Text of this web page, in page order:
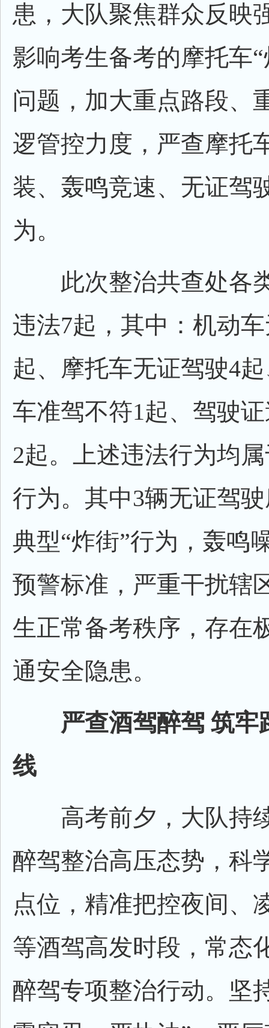
患，大队聚焦群众反映
影响考生备考的摩托车
问题，加大重点路段、
逻管控力度，严查摩托
装、轰鸣竞速、无证驾
为。
此次整治共查处各
违法7起，其中：机动
起、摩托车无证驾驶4
车准驾不符1起、驾驶
2起。上述违法行为均
行为。其中3辆无证驾
典型“炸街”行为，轰鸣
预警标准，严重干扰辖
生正常备考秩序，存在
通安全隐患。
严查酒驾醉驾 筑牢
线
高考前夕，大队持
醉驾整治高压态势，科
点位，精准把控夜间、
等酒驾高发时段，常态
醉驾专项整治行动。坚